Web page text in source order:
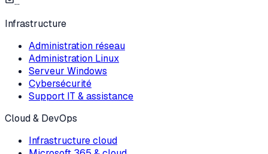
Infrastructure
Administration réseau
Administration Linux
Serveur Windows
Cybersécurité
Support IT & assistance
Cloud & DevOps
Infrastructure cloud